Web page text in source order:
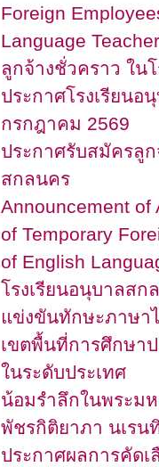
Foreign
Language
ลูกจ้างชั่วคราว ใน
ประกาศโรงเรียน
กรกฎาคม 2569
ประกาศรับสมัครลูก
สกลนคร
Announcement of
of Temporary
of English
โรงเรียนอนุบาลส
แข่งขันทักษะภาษา
เขตพื้นที่การศึกษา
ในระดับประเทศ
น้อมรำลึกในพระม
พัชรกิติยาภา นเรน
ประกาศผลการคัด